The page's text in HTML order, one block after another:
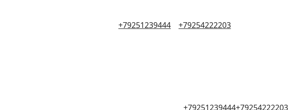
+79251239444 +79254222203
+79251239444+79254222203